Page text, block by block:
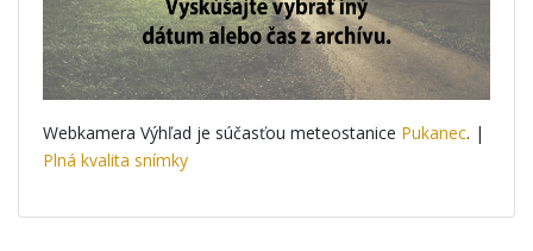
Webkamera Výhľad je súčasťou meteostanice Pukanec. |
Plná kvalita snímky